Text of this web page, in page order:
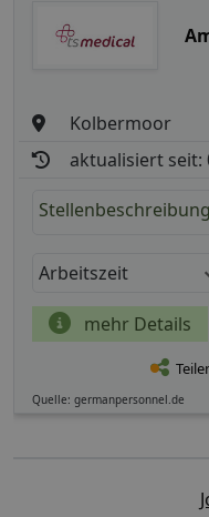
Kolbermoor
aktualisiert seit:
Arbeitszeit
mehr Details
Quelle: germanpersonnel.de